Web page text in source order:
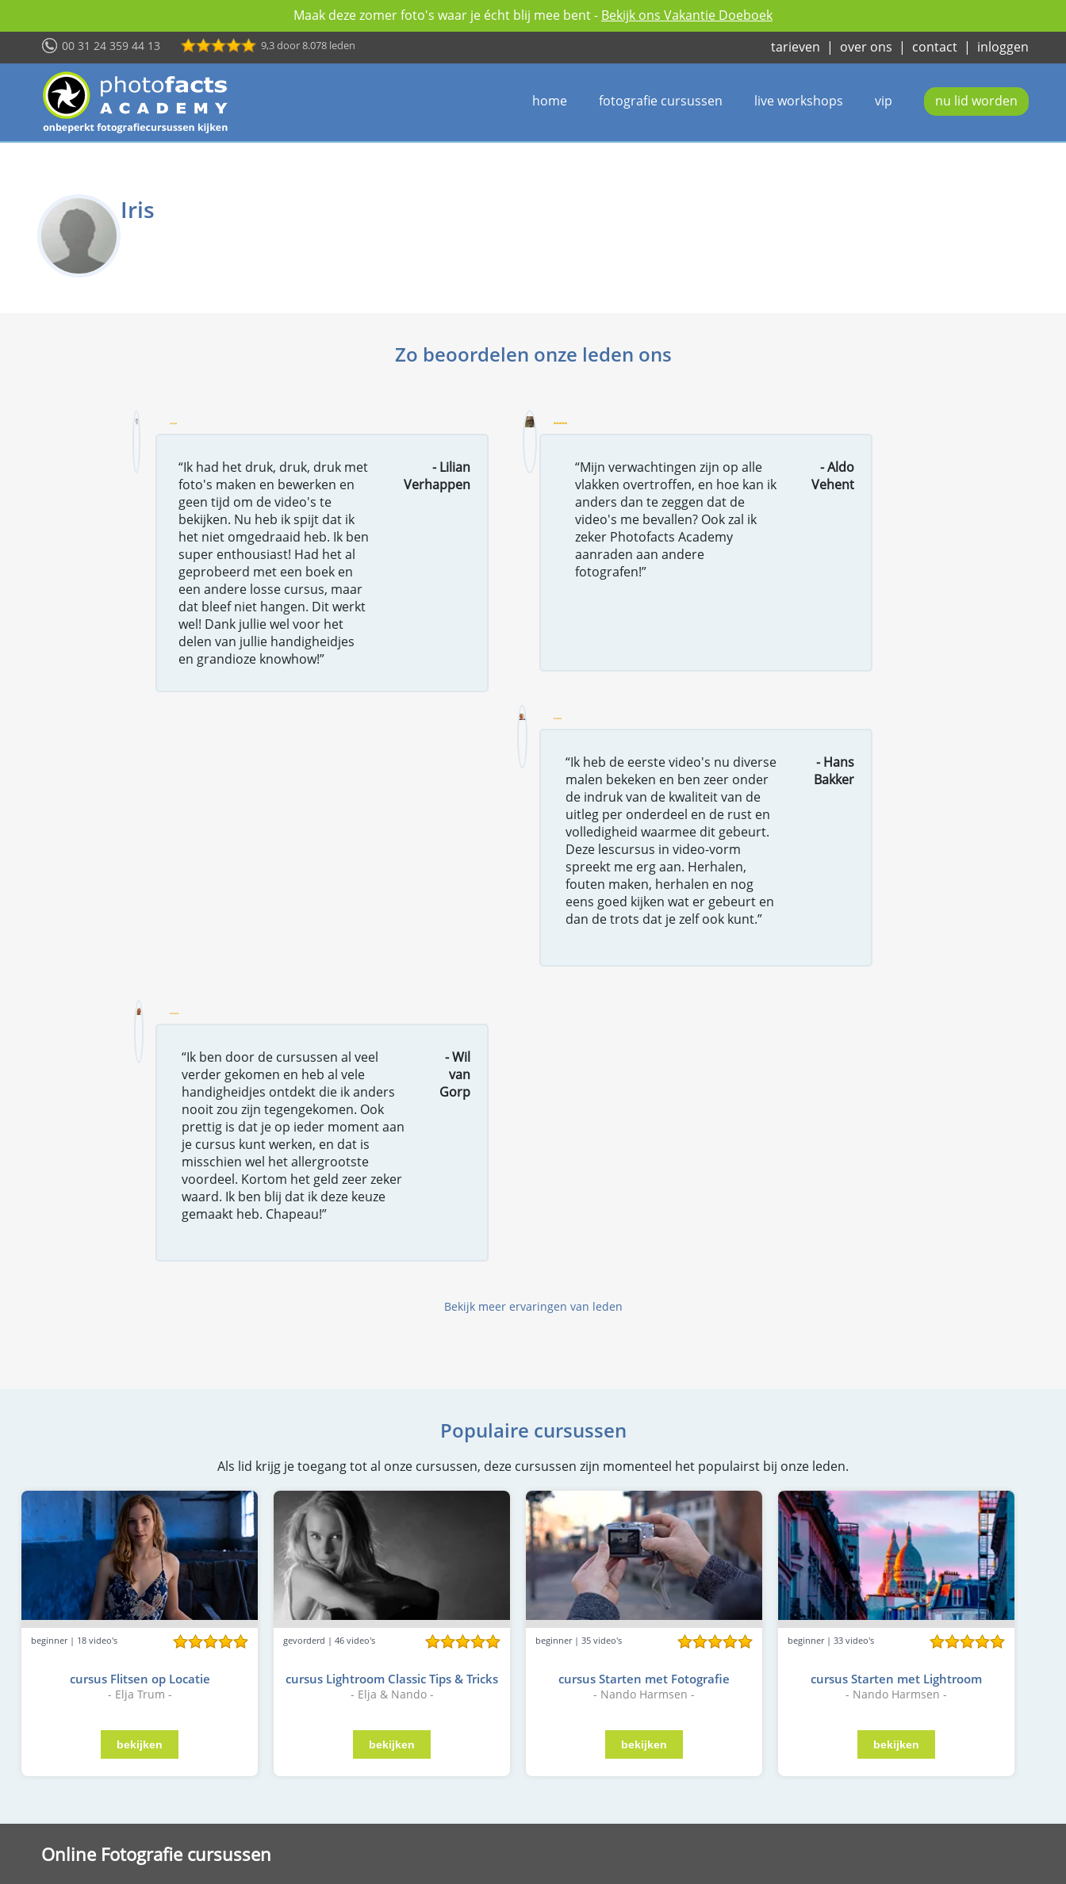
Maak deze zomer foto's waar je écht blij mee bent - Bekijk ons Vakantie Doeboek
00 31 24 359 44 13 9,3door 8.078 leden tarieven | over ons | contact | inloggen
nu lid worden
vip
live workshops
fotografie cursussen
home
Iris
Zo beoordelen onze leden ons
“Ik had het druk, druk, druk met
foto's maken en bewerken en
geen tijd om de video's te
bekijken. Nu heb ik spijt dat ik
het niet omgedraaid heb. Ik ben
super enthousiast! Had het al
geprobeerd met een boek en
een andere losse cursus, maar
dat bleef niet hangen. Dit werkt
wel! Dank jullie wel voor het
delen van jullie handigheidjes
en grandioze knowhow!”
- Lilian
Verhappen
“Mijn verwachtingen zijn op alle
vlakken overtroffen, en hoe kan ik
anders dan te zeggen dat de
video's me bevallen? Ook zal ik
zeker Photofacts Academy
aanraden aan andere
fotografen!”
- Aldo
Vehent
“Ik heb de eerste video's nu diverse
malen bekeken en ben zeer onder
de indruk van de kwaliteit van de
uitleg per onderdeel en de rust en
volledigheid waarmee dit gebeurt.
Deze lescursus in video-vorm
spreekt me erg aan. Herhalen,
fouten maken, herhalen en nog
eens goed kijken wat er gebeurt en
dan de trots dat je zelf ook kunt.”
- Hans
Bakker
“Ik ben door de cursussen al veel
verder gekomen en heb al vele
handigheidjes ontdekt die ik anders
nooit zou zijn tegengekomen. Ook
prettig is dat je op ieder moment aan
je cursus kunt werken, en dat is
misschien wel het allergrootste
voordeel. Kortom het geld zeer zeker
waard. Ik ben blij dat ik deze keuze
gemaakt heb. Chapeau!”
- Wil
van
Gorp
Bekijk meer ervaringen van leden
Populaire cursussen
Als lid krijg je toegang tot al onze cursussen, deze cursussen zijn momenteel het populairst bij onze leden.
beginner | 18 video's
cursus Flitsen op Locatie
- Elja Trum -
gevorderd | 46 video's
cursus Lightroom Classic Tips & Tricks
- Elja & Nando -
beginner | 35 video's
cursus Starten met Fotografie
- Nando Harmsen -
beginner | 33 video's
cursus Starten met Lightroom
- Nando Harmsen -
Online Fotografie cursussen